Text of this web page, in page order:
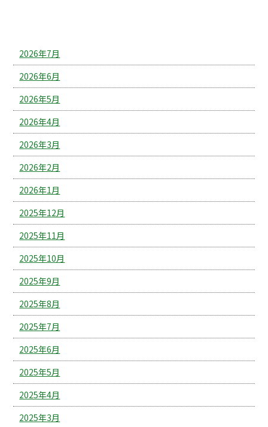
2026年7月
2026年6月
2026年5月
2026年4月
2026年3月
2026年2月
2026年1月
2025年12月
2025年11月
2025年10月
2025年9月
2025年8月
2025年7月
2025年6月
2025年5月
2025年4月
2025年3月